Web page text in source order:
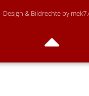
Design & Bildrechte by